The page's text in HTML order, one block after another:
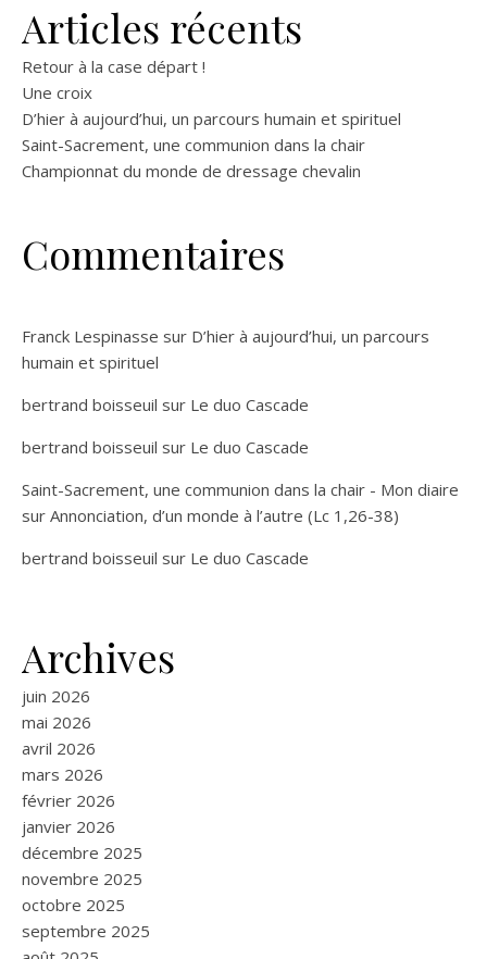
Articles récents
Retour à la case départ !
Une croix
D’hier à aujourd’hui, un parcours humain et spirituel
Saint-Sacrement, une communion dans la chair
Championnat du monde de dressage chevalin
Commentaires
Franck Lespinasse sur D’hier à aujourd’hui, un parcours
humain et spirituel
bertrand boisseuil sur Le duo Cascade
bertrand boisseuil sur Le duo Cascade
Saint-Sacrement, une communion dans la chair - Mon diaire
sur Annonciation, d’un monde à l’autre (Lc 1,26-38)
bertrand boisseuil sur Le duo Cascade
Archives
juin 2026
mai 2026
avril 2026
mars 2026
février 2026
janvier 2026
décembre 2025
novembre 2025
octobre 2025
septembre 2025